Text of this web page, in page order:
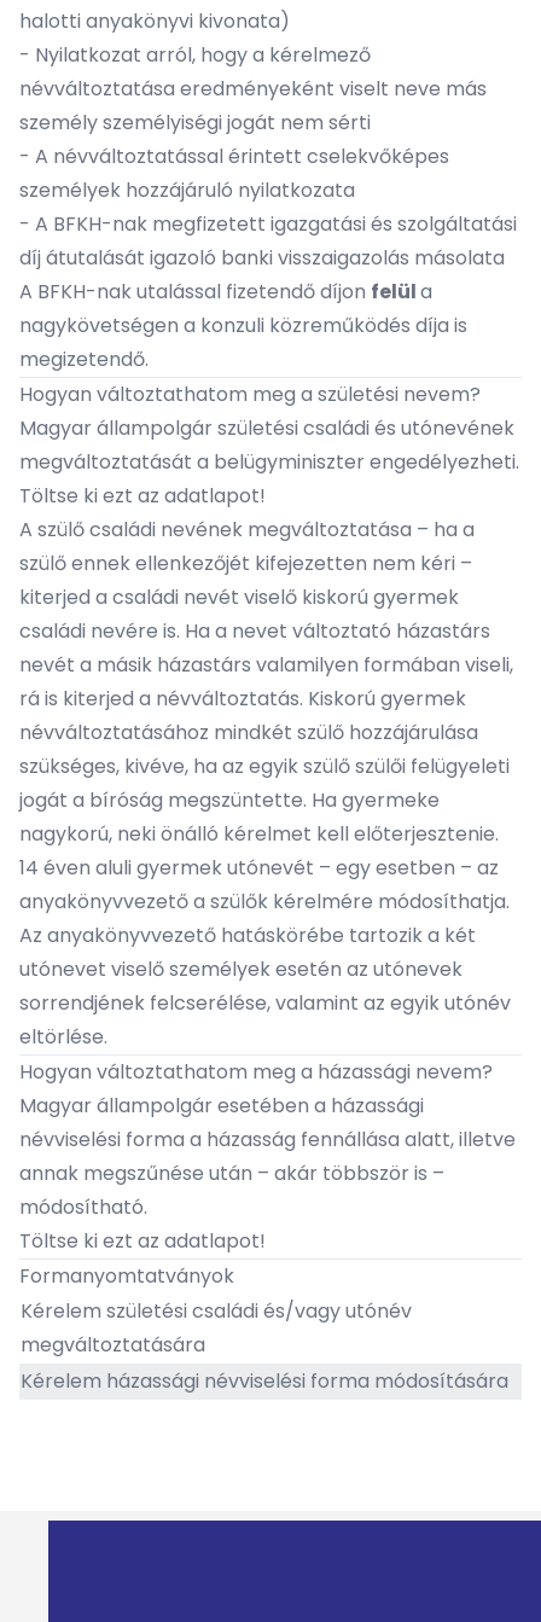
halotti anyakönyvi kivonata)
- Nyilatkozat arról, hogy a kérelmező
névváltoztatása eredményeként viselt neve más
személy személyiségi jogát nem sérti
- A névváltoztatással érintett cselekvőképes
személyek hozzájáruló nyilatkozata
- A BFKH-nak megfizetett igazgatási és szolgáltatási
díj átutalását igazoló banki visszaigazolás másolata
A BFKH-nak utalással fizetendő díjon felüla
nagykövetségen a konzuli közreműködés díja is
megizetendő.
Hogyan változtathatom meg a születési nevem?
Magyar állampolgár születési családi és utónevének
megváltoztatását a belügyminiszter engedélyezheti.
Töltse ki ezt az adatlapot!
A szülő családi nevének megváltoztatása – ha a
szülő ennek ellenkezőjét kifejezetten nem kéri –
kiterjed a családi nevét viselő kiskorú gyermek
családi nevére is. Ha a nevet változtató házastárs
nevét a másik házastárs valamilyen formában viseli,
rá is kiterjed a névváltoztatás. Kiskorú gyermek
névváltoztatásához mindkét szülő hozzájárulása
szükséges, kivéve, ha az egyik szülő szülői felügyeleti
jogát a bíróság megszüntette. Ha gyermeke
nagykorú, neki önálló kérelmet kell előterjesztenie.
14 éven aluli gyermek utónevét – egy esetben – az
anyakönyvvezető a szülők kérelmére módosíthatja.
Az anyakönyvvezető hatáskörébe tartozik a két
utónevet viselő személyek esetén az utónevek
sorrendjének felcserélése, valamint az egyik utónév
eltörlése.
Hogyan változtathatom meg a házassági nevem?
Magyar állampolgár esetében a házassági
névviselési forma a házasság fennállása alatt, illetve
annak megszűnése után – akár többször is –
módosítható.
Töltse ki ezt az adatlapot!
Formanyomtatványok
Kérelem születési családi és/vagy utónév
megváltoztatására
Kérelem házassági névviselési forma módosítására​